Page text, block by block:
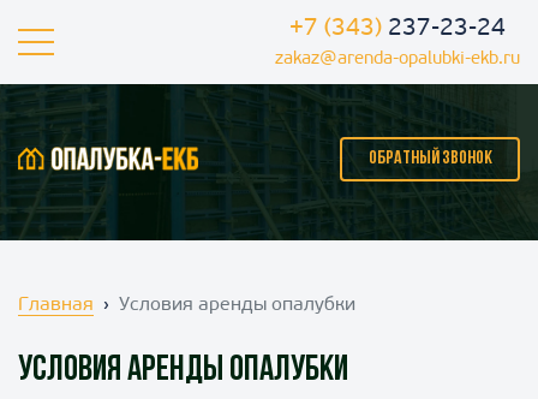
+7 (343) 237-23-24
zakaz@arenda-opalubki-ekb.ru
ОБРАТНЫЙ ЗВОНОК
Главная Условия аренды опалубки
Условия аренды опалубки